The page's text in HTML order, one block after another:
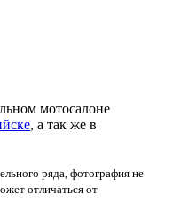
мотосалоне
, а так же в
ряда, фотография не
отличаться от